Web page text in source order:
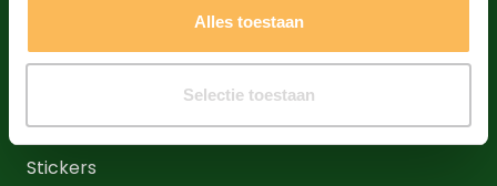
Alles toestaan
Selectie toestaan
Marketing & Promotie
Binnen- en buitenreclame
Stickers